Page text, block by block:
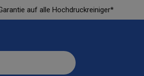
auf alle Hochdruckreiniger*